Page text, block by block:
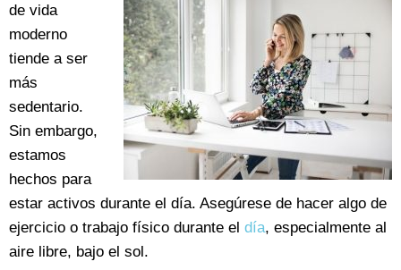
de vida
moderno
tiende a ser
más
sedentario.
Sin embargo,
estamos
hechos para
estar activos durante el día. Asegúrese de hacer algo de
ejercicio o trabajo físico durante el día, especialmente al
aire libre, bajo el sol.